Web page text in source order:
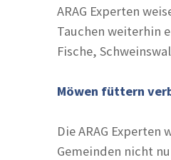
ARAG Experten
Tauchen weiterhin
Fische,
Möwen füttern
Die ARAG
Gemeinden nicht